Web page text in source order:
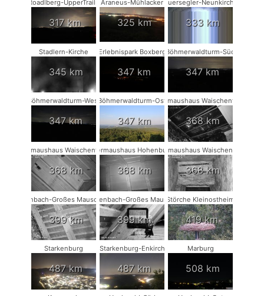
Roadlberg-UpperTrails
317 km
Araneus-Mühlacker
325 km
Mauersegler-Neunkirchen
333 km
Stadlern-Kirche
345 km
Erlebnispark Boxberg
347 km
Böhmerwaldturm-Süd
347 km
Böhmerwaldturm-West
347 km
Böhmerwaldturm-Ost
347 km
Fledermaushaus Waischenfeld #3
368 km
Fledermaushaus Waischenfeld #2
368 km
Fledermaushaus Hohenburg #1
368 km
Fledermaushaus Waischenfeld #1
368 km
Rodenbach-Großes Mausohr #2
399 km
Rodenbach-Großes Mausohr
399 km
Störche Kleinostheim
419 km
Starkenburg
487 km
Starkenburg-Enkirch
487 km
Marburg
508 km